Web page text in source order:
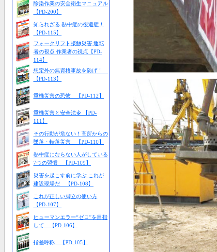
除染作業の安全衛生マニュアル
【PD-200】
知られざる 熱中症の後遺症！
【PD-115】
フォークリフト接触災害 運転
者の視点 作業者の視点【PD-
114】
想定外の無資格事故を防げ！
【PD-113】
重機災害の恐怖 【PD-112】
重機災害と安全法令 【PD-
111】
その行動が危ない！高所からの
墜落・転落災害 【PD-110】
熱中症にならない人がしている
7つの習慣 【PD-109】
災害を起こす前に学ぶ これが
建設現場だ 【PD-108】
これが正しい脚立の使い方
【PD-107】
ヒューマンエラー“ゼロ”を目指
して 【PD-106】
指差呼称 【PD-105】